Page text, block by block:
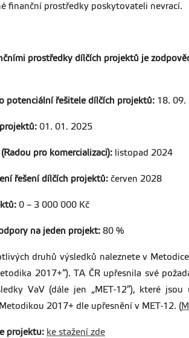
finanční prostředky poskytovateli nevrací.
prostředky dílčích projektů je
potenciální řešitele dílčích projektů: 18. 09.
01. 01. 2025
pro komercializaci): listopad 2024
řešení dílčích projektů: červen 2028
0 – 3 000 000 Kč
na jeden projekt: 80 %
druhů výsledků naleznete v
2017+“). TA ČR upřesnila své
VaV (dále jen „MET-12”), které
2017+ dle upřesnění v MET-12. (
projektu: ke stažení zde